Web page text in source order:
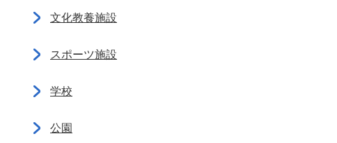
文化教養施設
スポーツ施設
学校
公園